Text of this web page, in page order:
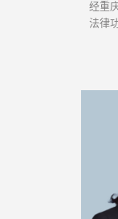
经重
法律